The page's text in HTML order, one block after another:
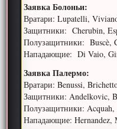
Заявка Болоньи:
Вратари: Lupatelli,
Защитники: Cherubin,
Полузащитники: Buscè,
Нападающие: Di Vaio,
Заявка Палермо:
Вратари: Benussi,
Защитники: Andelkovic,
Полузащитники:
Нападающие: Hernandez,